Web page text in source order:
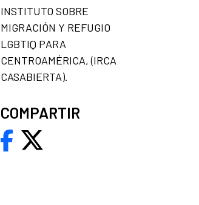
INSTITUTO SOBRE
MIGRACIÓN Y REFUGIO
LGBTIQ PARA
CENTROAMÉRICA, (IRCA
CASABIERTA).
COMPARTIR